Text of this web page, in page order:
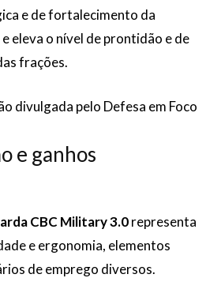
e de fortalecimento da
eleva o nível de prontidão e de
frações.
divulgada pelo Defesa em Foco
e ganhos
CBC Military 3.0representa
e ergonomia, elementos
de emprego diversos.